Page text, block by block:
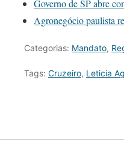
Governo de SP abre
Agronegócio paulista
Categorias: Mandato,
Tags: Cruzeiro, Leticia